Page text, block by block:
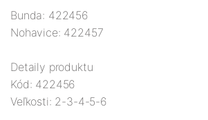
Bunda: 422456
Nohavice: 422457
Detaily produktu
Kód: 422456
Veľkosti: 2-3-4-5-6